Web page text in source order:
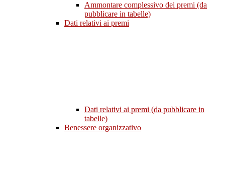
Ammontare complessivo dei premi (da
pubblicare in tabelle)
Dati relativi ai premi
Dati relativi ai premi (da pubblicare in
tabelle)
Benessere organizzativo